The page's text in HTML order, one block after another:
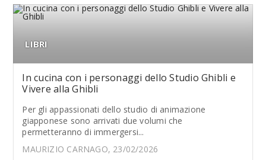
LIBRI
In cucina con i personaggi dello Studio Ghibli e
Vivere alla Ghibli
Per gli appassionati dello studio di animazione
giapponese sono arrivati due volumi che
permetteranno di immergersi...
MAURIZIO CARNAGO, 23/02/2026